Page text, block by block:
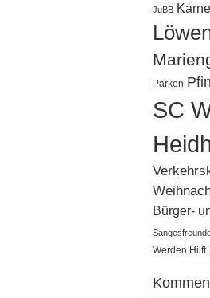
JuBB
Parken
SC
Bürger-
Werden Hilft